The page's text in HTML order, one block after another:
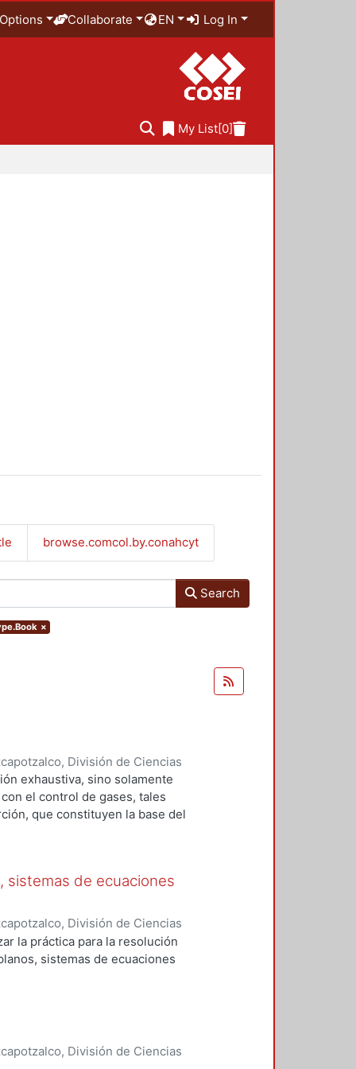
Options Collaborate EN Log In
My List[0]
browse.comcol.by.conahcyt
Search
×
División de Ciencias
)Falcón Briseño, Yolanda;
Oscar Alfredo
exhaustiva, sino solamente
el control de gases, tales
que constituyen la base del
sistemas de ecuaciones
División de Ciencias
,2004 )Becerril Espinosa,
José
la práctica para la resolución
sistemas de ecuaciones
División de Ciencias